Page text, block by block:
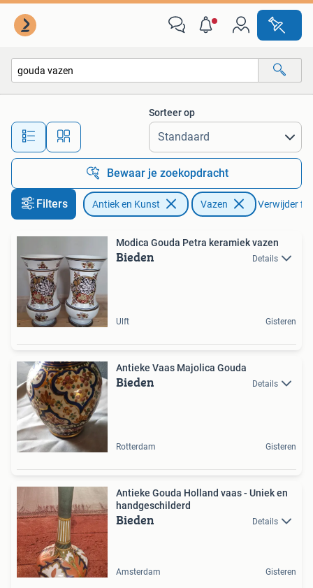
Alle afstanden…
Sorteer op
Bewaar je zoekopdracht
Filters Antiek en Kunst Vazen Verwijder
Modica Gouda Petra keramiek vazen
Bieden Details
Ulft Gisteren
Antieke Vaas Majolica Gouda
Bieden Details
Rotterdam Gisteren
Antieke Gouda Holland vaas - Uniek en
handgeschilderd
Bieden Details
Amsterdam Gisteren